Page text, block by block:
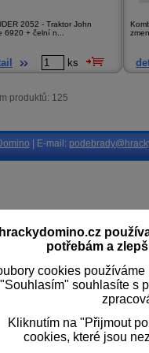
2052 - Traktor John
6920 + čelní n...
ks
produktů: 125
hrackydomino.cz
potřebám a
cookies
"Souhlasím" souhlasíte s
Kliknutím na "Přijmout
cookies, které jsou
| E-mail: